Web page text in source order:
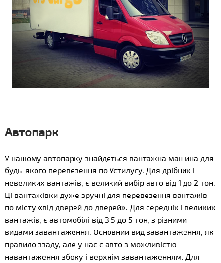
Автопарк
У нашому автопарку знайдеться вантажна машина для
будь-якого перевезення по Устилугу. Для дрібних і
невеликих вантажів, є великий вибір авто від 1 до 2 тон.
Ці вантажівки дуже зручні для перевезення вантажів
по місту «від дверей до дверей». Для середніх і великих
вантажів, є автомобілі від 3,5 до 5 тон, з різними
видами завантаження. Основний вид завантаження, як
правило ззаду, але у нас є авто з можливістю
навантаження збоку і верхнім завантаженням. Для